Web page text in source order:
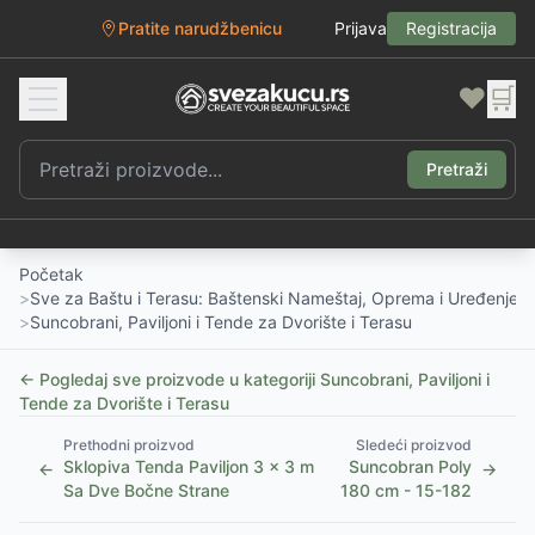
Pratite narudžbenicu Prijava Registracija
❤️ 🛒
Pretraži
Početak
>Sve za Baštu i Terasu: Baštenski Nameštaj, Oprema i Uređenje
>Suncobrani, Paviljoni i Tende za Dvorište i Terasu
← Pogledaj sve proizvode u kategoriji Suncobrani, Paviljoni i
Tende za Dvorište i Terasu
←
Prethodni proizvod
Sklopiva Tenda Paviljon 3 x 3 m
Sa Dve Bočne Strane
Sledeći proizvod
Suncobran Poly
180 cm - 15-182
→